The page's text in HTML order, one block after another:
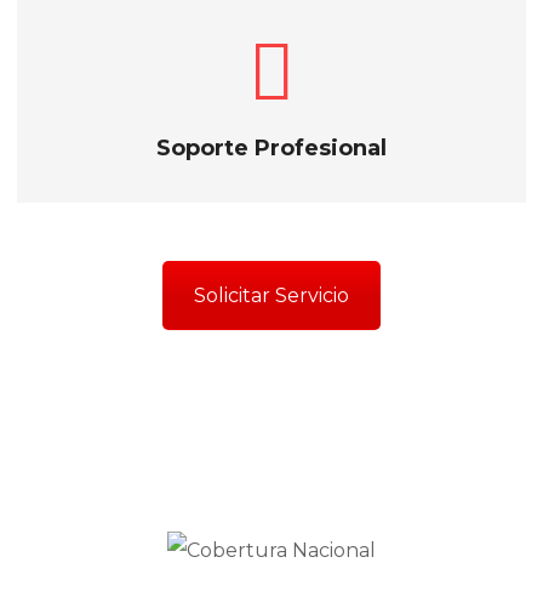
Soporte Profesional
Solicitar Servicio